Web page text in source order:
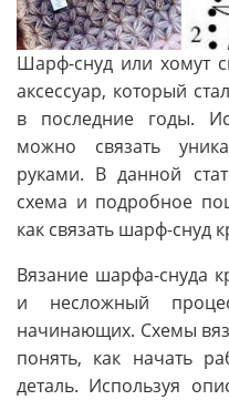
Шарф-снуд или хомут
аксессуар, который
в последние годы.
можно связать
руками. В данной
схема и подробное
как связать шарф-снуд
Вязание шарфа-снуда
и несложный
начинающих. Схемы
понять, как начать
деталь. Используя